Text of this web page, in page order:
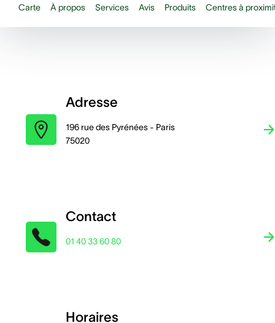
Carte À propos Services Avis Produits Centres à
Adresse
196 rue des Pyrénées - Paris
75020
Contact
01 40 33 60 80
Horaires